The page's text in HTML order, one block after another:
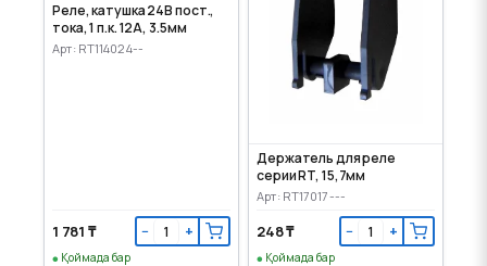
Реле, катушка 24В пост.,
тока, 1 п.к. 12А, 3.5мм
Арт: RT114024--
1 781 ₸ − +
Қоймада бар
Держатель для реле
серии RT, 15,7мм
Арт: RT17017---
248 ₸ − +
Қоймада бар